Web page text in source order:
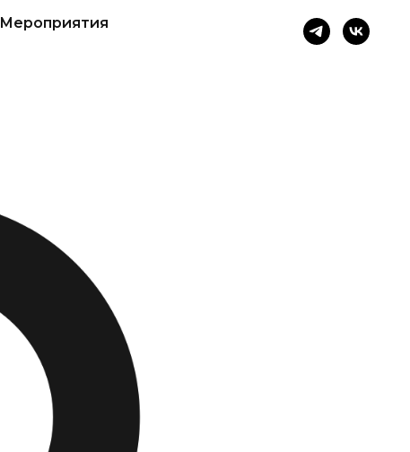
Мероприятия